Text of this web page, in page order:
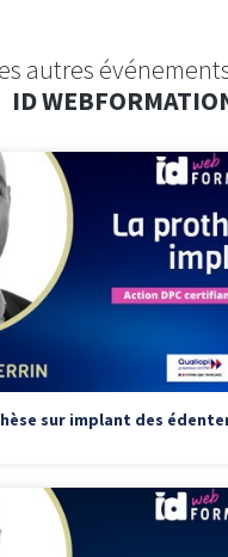
autres
ID
sur implant des